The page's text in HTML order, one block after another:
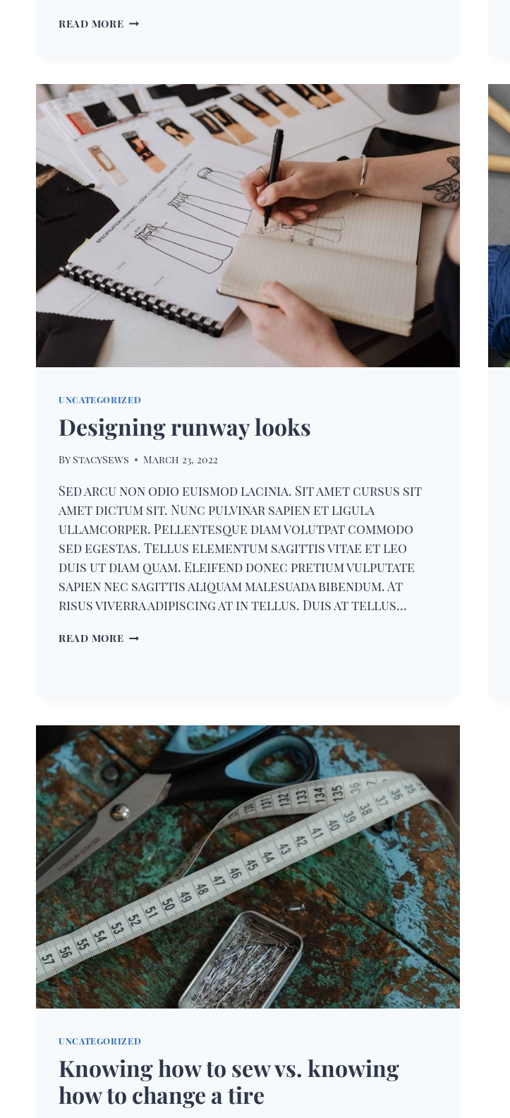
READ MOREANOTHER
UNCATEGORIZED
Designing runway looks
By StacySews March 23, 2022
Sed arcu non odio euismod lacinia. Sit amet cursus sit
amet dictum sit. Nunc pulvinar sapien et ligula
ullamcorper. Pellentesque diam volutpat commodo
sed egestas. Tellus elementum sagittis vitae et leo
duis ut diam quam. Eleifend donec pretium vulputate
sapien nec sagittis aliquam malesuada bibendum. At
risus viverra adipiscing at in tellus. Duis at tellus…
READ MOREDESIGNING
UNCATEGORIZED
Knowing how to sew vs. knowing
how to change a tire